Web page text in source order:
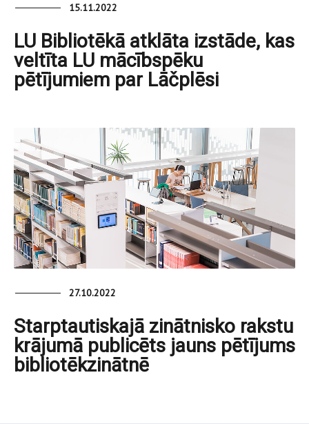
15.11.2022
LU Bibliotēkā atklāta izstāde, kas
veltīta LU mācībspēku
pētījumiem par Lāčplēsi
27.10.2022
Starptautiskajā zinātnisko rakstu
krājumā publicēts jauns pētījums
bibliotēkzinātnē